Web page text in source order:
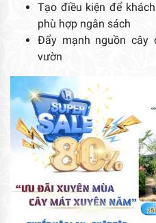
Tạo điều kiện để
phù hợp ngân sách
Đẩy mạnh nguồn
vườn